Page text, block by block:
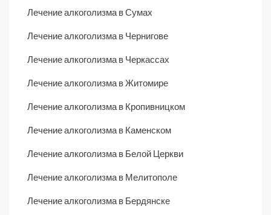
Лечение алкоголизма в Сумах
Лечение алкоголизма в Чернигове
Лечение алкоголизма в Черкассах
Лечение алкоголизма в Житомире
Лечение алкоголизма в Кропивницком
Лечение алкоголизма в Каменском
Лечение алкоголизма в Белой Церкви
Лечение алкоголизма в Мелитополе
Лечение алкоголизма в Бердянске